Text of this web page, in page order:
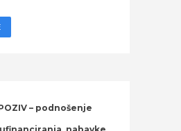
– podnošenje